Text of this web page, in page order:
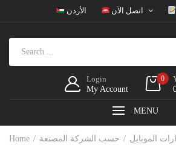
الأردن اتصل الآن
Login
My Account
0
MENU
Home الموبايل حسب الشركة المصنعة